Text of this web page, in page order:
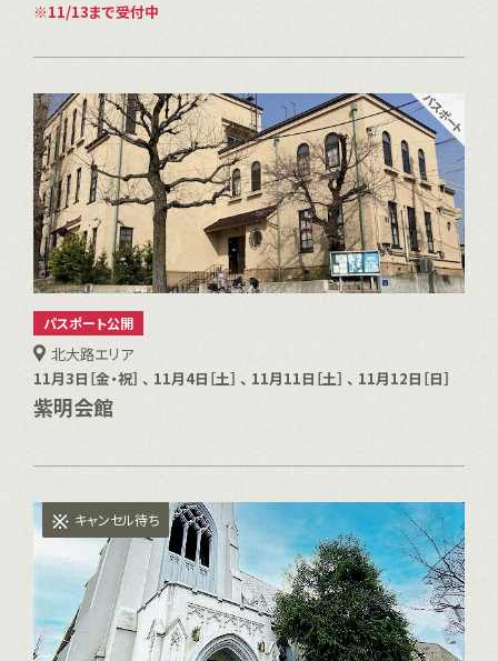
11/13まで受付中
パスポート公開
北大路エリア
11月3日［金・祝］ 、 11月4日［土］ 、 11月11日［土］ 、 11月12日［日］
紫明会館
キャンセル待ち